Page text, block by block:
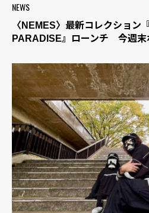
NEWS
〈NEMES〉最新コレクション
PARADISE』ローンチ 今週末